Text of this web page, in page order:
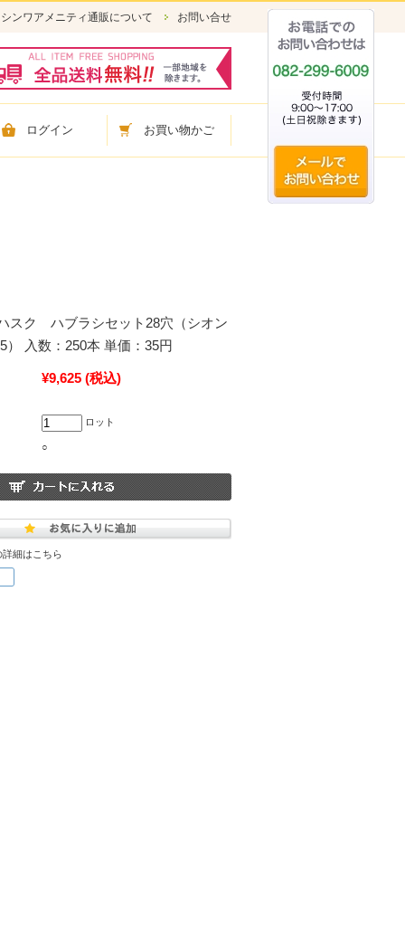
シンワアメニティ通販について お問い合せ
ログイン お買い物かご
スク ハブラシセット28穴（シオン
入数：250本 単価：35円
¥9,625 (税込)
ロット
○
細はこちら